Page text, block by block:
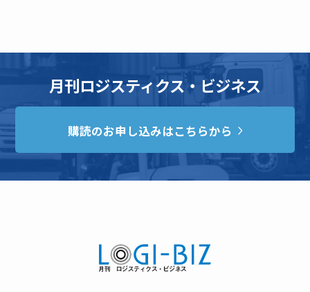
月刊ロジスティクス・ビジネス
購読のお申し込みはこちらから